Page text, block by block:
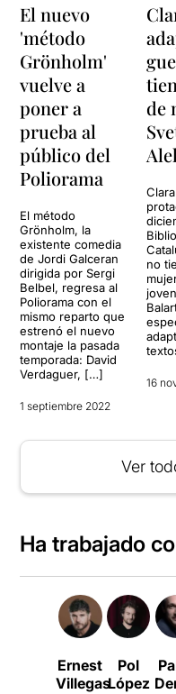
El nuevo
'método
Grönholm'
vuelve a
poner a
prueba al
público del
Poliorama
El método
Grönholm, la
existente comedia
de Jordi Galceran
dirigida por Sergi
Belbel, regresa al
Poliorama con el
mismo reparto que
estrenó el nuevo
montaje la pasada
temporada: David
Verdaguer, […]
1 septiembre 2022
de
no
16
Ver
Ha trabajado
Ernest
Villegas
Pol
López